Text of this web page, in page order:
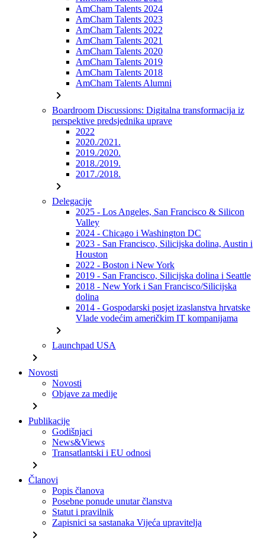
AmCham Talents 2024
AmCham Talents 2023
AmCham Talents 2022
AmCham Talents 2021
AmCham Talents 2020
AmCham Talents 2019
AmCham Talents 2018
AmCham Talents Alumni
chevron_right
Boardroom Discussions: Digitalna transformacija iz
perspektive predsjednika uprave
2022
2020./2021.
2019./2020.
2018./2019.
2017./2018.
chevron_right
Delegacije
2025 - Los Angeles, San Francisco & Silicon
Valley
2024 - Chicago i Washington DC
2023 - San Francisco, Silicijska dolina, Austin i
Houston
2022 - Boston i New York
2019 - San Francisco, Silicijska dolina i Seattle
2018 - New York i San Francisco/Silicijska
dolina
2014 - Gospodarski posjet izaslanstva hrvatske
Vlade vodećim američkim IT kompanijama
chevron_right
Launchpad USA
chevron_right
Novosti
Novosti
Objave za medije
chevron_right
Publikacije
Godišnjaci
News&Views
Transatlantski i EU odnosi
chevron_right
Članovi
Popis članova
Posebne ponude unutar članstva
Statut i pravilnik
Zapisnici sa sastanaka Vijeća upravitelja
chevron_right